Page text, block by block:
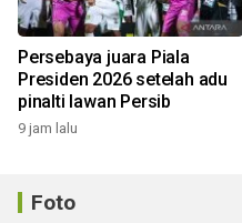
Persebaya juara Piala
Presiden 2026 setelah adu
pinalti lawan Persib
9 jam lalu
Foto